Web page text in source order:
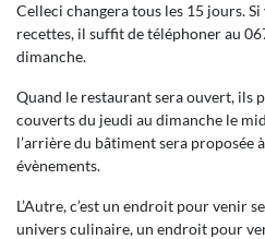
Celleci changera tous les 15 jours.
recettes, il suffit de téléphoner au
dimanche.
Quand le restaurant sera ouvert, ils
couverts du jeudi au dimanche le
l’arrière du bâtiment sera proposée
évènements.
L’Autre, c’est un endroit pour venir
univers culinaire, un endroit pour